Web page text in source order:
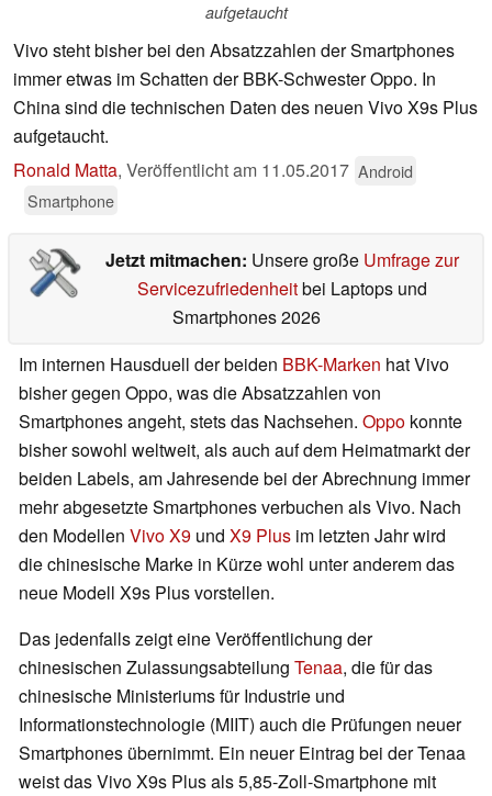
aufgetaucht
Vivo steht bisher bei den Absatzzahlen der Smartphones
immer etwas im Schatten der BBK-Schwester Oppo. In
China sind die technischen Daten des neuen Vivo X9s Plus
aufgetaucht.
Ronald Matta, Veröffentlicht am 11.05.2017 Android
Smartphone
Jetzt mitmachen: Unsere große Umfrage zur
Servicezufriedenheitbei Laptops und
Smartphones 2026
Im internen Hausduell der beiden BBK-Marken hat Vivo
bisher gegen Oppo, was die Absatzzahlen von
Smartphones angeht, stets das Nachsehen. Oppo konnte
bisher sowohl weltweit, als auch auf dem Heimatmarkt der
beiden Labels, am Jahresende bei der Abrechnung immer
mehr abgesetzte Smartphones verbuchen als Vivo. Nach
den Modellen Vivo X9 und X9 Plus im letzten Jahr wird
die chinesische Marke in Kürze wohl unter anderem das
neue Modell X9s Plus vorstellen.
Das jedenfalls zeigt eine Veröffentlichung der
chinesischen Zulassungsabteilung Tenaa, die für das
chinesische Ministeriums für Industrie und
Informationstechnologie (MIIT) auch die Prüfungen neuer
Smartphones übernimmt. Ein neuer Eintrag bei der Tenaa
weist das Vivo X9s Plus als 5,85-Zoll-Smartphone mit